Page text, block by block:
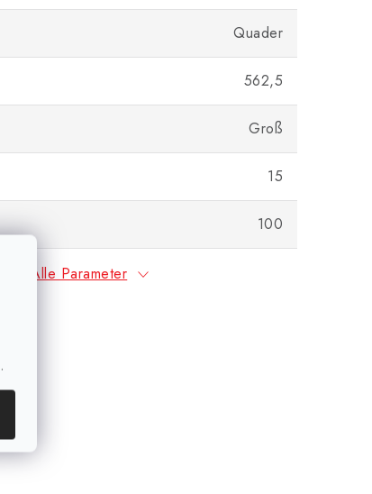
.
Quader
562,5
Groß
15
100
Alle Parameter